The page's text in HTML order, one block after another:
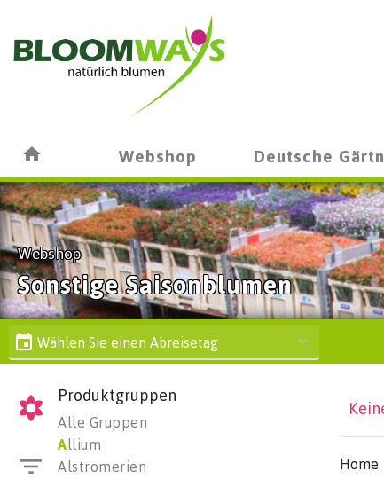
Webshop Deutsche
Webshop
Sonstige Saisonblumen
Wählen Sie einen Abreisetag
Produktgruppen
Alle Gruppen
Allium
Alstromerien
Home